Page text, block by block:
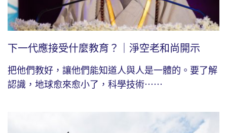
下一代應接受什麼教育？｜淨空老和尚開示
把他們教好，讓他們能知道人與人是一體的。要了解
認識，地球愈來愈小了，科學技術⋯⋯